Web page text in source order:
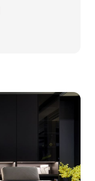
才能真正發揮
，老屋翻新及毛
設計的方法表